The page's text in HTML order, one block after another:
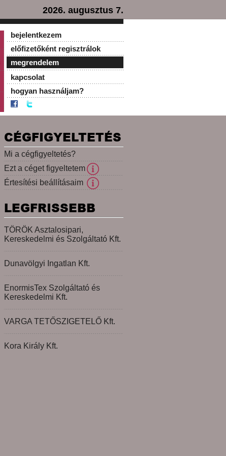
2026. augusztus 7.
bejelentkezem
előfizetőként regisztrálok
megrendelem
kapcsolat
hogyan használjam?
CÉGFIGYELTETÉS
Mi a cégfigyeltetés?
Ezt a céget figyeltetem
Értesítési beállításaim
LEGFRISSEBB
TÖRÖK Asztalosipari,
Kereskedelmi és Szolgáltató Kft.
Dunavölgyi Ingatlan Kft.
EnormisTex Szolgáltató és
Kereskedelmi Kft.
VARGA TETŐSZIGETELŐ Kft.
Kora Király Kft.